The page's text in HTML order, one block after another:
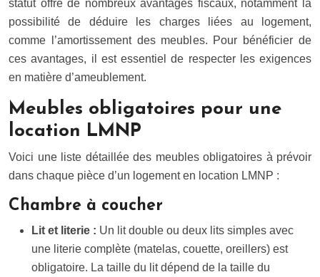
statut offre de nombreux avantages fiscaux, notamment la
possibilité de déduire les charges liées au logement,
comme l’amortissement des meubles. Pour bénéficier de
ces avantages, il est essentiel de respecter les exigences
en matière d’ameublement.
Meubles obligatoires pour une
location LMNP
Voici une liste détaillée des meubles obligatoires à prévoir
dans chaque pièce d’un logement en location LMNP :
Chambre à coucher
Lit et literie : Un lit double ou deux lits simples avec
une literie complète (matelas, couette, oreillers) est
obligatoire. La taille du lit dépend de la taille du